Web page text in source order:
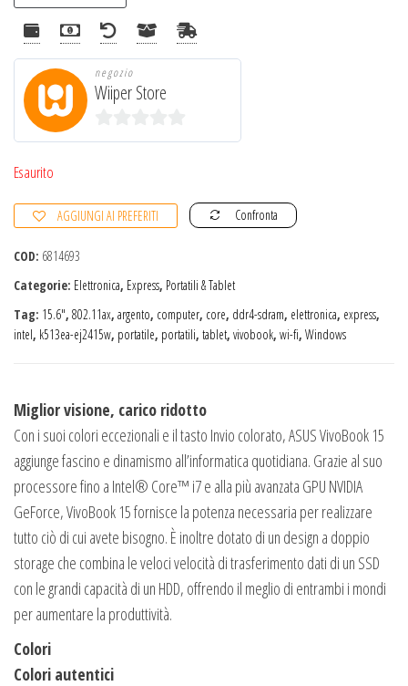
negozio
Wiiper Store
0
5
Esaurito
AGGIUNGI AI PREFERITI Confronta
COD: 6814693
Categorie: Elettronica, Express, Portatili & Tablet
Tag: 15.6″, 802.11ax, argento, computer, core, ddr4-sdram, elettronica, express,
intel, k513ea-ej2415w, portatile, portatili, tablet, vivobook, wi-fi, Windows
Miglior visione, carico ridotto
Con i suoi colori eccezionali e il tasto Invio colorato, ASUS VivoBook 15
aggiunge fascino e dinamismo all’informatica quotidiana. Grazie al suo
processore fino a Intel® Core™ i7 e alla più avanzata GPU NVIDIA
GeForce, VivoBook 15 fornisce la potenza necessaria per realizzare
tutto ciò di cui avete bisogno. È inoltre dotato di un design a doppio
storage che combina le veloci velocità di trasferimento dati di un SSD
con le grandi capacità di un HDD, offrendo il meglio di entrambi i mondi
per aumentare la produttività.
Colori
Colori autentici